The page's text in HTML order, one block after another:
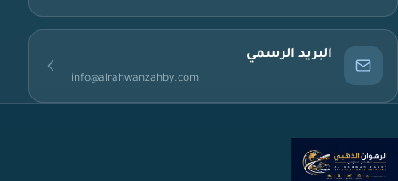
البريد الرسمي
info@alrahwanzahby.com